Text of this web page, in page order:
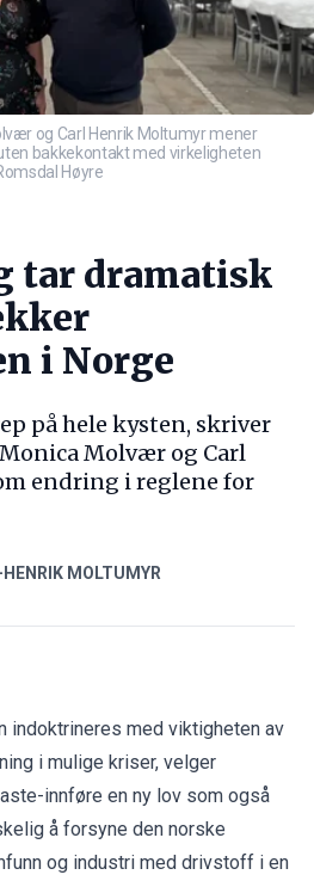
og Carl Henrik Moltumyr mener
bakkekontakt med virkeligheten
Høyre
tar dramatisk
i Norge
på hele kysten, skriver
Molvær og Carl
endring i reglene for
MOLTUMYR
indoktrineres med viktigheten av
i mulige kriser, velger
innføre en ny lov som også
å forsyne den norske
og industri med drivstoff i en